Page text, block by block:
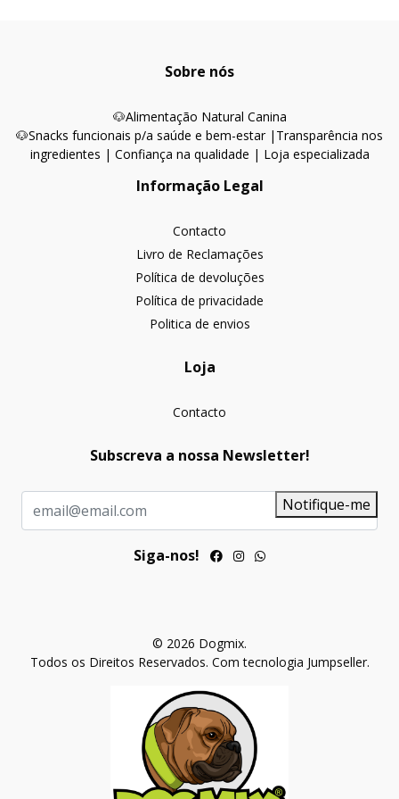
Sobre nós
🐶Alimentação Natural Canina
🐶Snacks funcionais p/a saúde e bem-estar | Transparência nos
ingredientes | Confiança na qualidade | Loja especializada
Informação Legal
Contacto
Livro de Reclamações
Política de devoluções
Política de privacidade
Politica de envios
Loja
Contacto
Subscreva a nossa Newsletter!
Notifique-me
Siga-nos!
© 2026 Dogmix.
Todos os Direitos Reservados. Com tecnologia Jumpseller.